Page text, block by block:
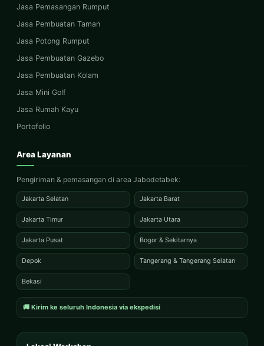
Jasa Pemasangan Rumput
Jasa Pembuatan Taman
Jasa Potong Rumput
Jasa Pembuatan Gazebo
Jasa Pembuatan Kolam
Jasa Mini Golf
Jasa Rumah Kayu
Portofolio
Area Layanan
Pengiriman & pemasangan di area Jabodetabek:
Jakarta Selatan Jakarta Barat
Jakarta Timur Jakarta Utara
Jakarta Pusat Bogor & Sekitarnya
Depok Tangerang & Tangerang Selatan
Bekasi
🚚 Kirim ke seluruh Indonesia via ekspedisi